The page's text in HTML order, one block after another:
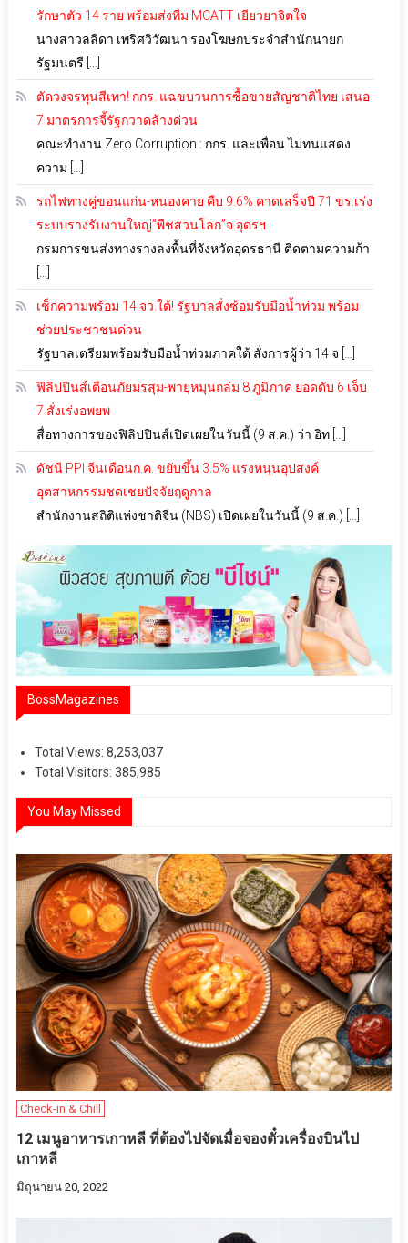
รักษาตัว 14 ราย พร้อมส่งทีม MCATT เยียวยาจิตใจ
นางสาวลลิดา เพริศวิวัฒนา รองโฆษกประจำสำนักนายก
รัฐมนตรี […]
ตัดวงจรทุนสีเทา! กกร. แฉขบวนการซื้อขายสัญชาติไทย เสนอ
7 มาตรการจี้รัฐกวาดล้างด่วน
คณะทำงาน Zero Corruption : กกร. และเพื่อน ไม่ทนแสดง
ความ […]
รถไฟทางคู่ขอนแก่น-หนองคาย คืบ 9.6% คาดเสร็จปี 71 ขร.เร่ง
ระบบรางรับงานใหญ่”พืชสวนโลก”จ.อุดรฯ
กรมการขนส่งทางรางลงพื้นที่จังหวัดอุดรธานี ติดตามความก้า
เช็กความพร้อม 14 จว.ใต้! รัฐบาลสั่งซ้อมรับมือน้ำท่วม พร้อม
ช่วยประชาชนด่วน
รัฐบาลเตรียมพร้อมรับมือน้ำท่วมภาคใต้ สั่งการผู้ว่า 14 จ […]
ฟิลิปปินส์เตือนภัยมรสุม-พายุหมุนถล่ม 8 ภูมิภาค ยอดดับ 6 เจ็บ
7 สั่งเร่งอพยพ
สื่อทางการของฟิลิปปินส์เปิดเผยในวันนี้ (9 ส.ค.) ว่า อิท […]
ดัชนี PPI จีนเดือนก.ค. ขยับขึ้น 3.5% แรงหนุนอุปสงค์
อุตสาหกรรมชดเชยปัจจัยฤดูกาล
สำนักงานสถิติแห่งชาติจีน (NBS) เปิดเผยในวันนี้ (9 ส.ค.) […]
BossMagazines
Total Views: 8,253,037
Total Visitors: 385,985
You May Missed
Check-in & Chill
12 เมนูอาหารเกาหลี ที่ต้องไปจัดเมื่อจองตั๋วเครื่องบินไป
เกาหลี
มิถุนายน 20, 2022